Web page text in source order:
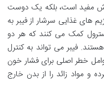
مفید است، بلکه یک دوست
های غذایی سرشار از فیبر به
کمک می کنند که هر دو
فیبر می تواند به کنترل
خطر اصلی برای فشار خون
و مواد زائد را از بدن خارج